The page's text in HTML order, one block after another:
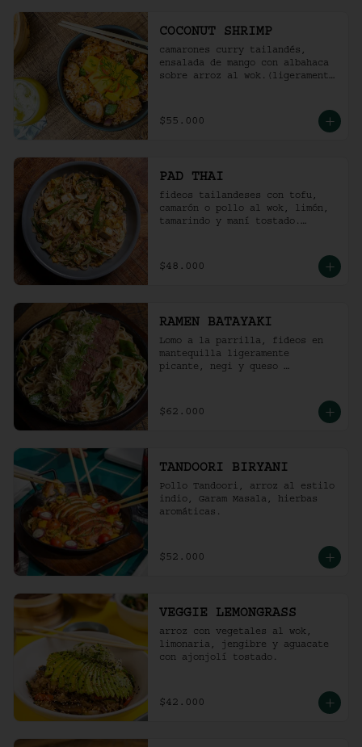
COCONUT SHRIMP
camarones curry tailandés,
ensalada de mango con albahaca
sobre arroz al wok.(ligeramente
$55.000
PAD THAI
fideos tailandeses con tofu,
camarón o pollo al wok, limón,
tamarindo y maní tostado.
$48.000
RAMEN BATAYAKI
Lomo a la parrilla, fideos en
mantequilla ligeramente
picante, negi y queso
$62.000
TANDOORI BIRYANI
Pollo Tandoori, arroz al estilo
indio, Garam Masala, hierbas
aromáticas.
$52.000
VEGGIE LEMONGRASS
arroz con vegetales al wok,
limonaria, jengibre y aguacate
con ajonjolí tostado.
$42.000